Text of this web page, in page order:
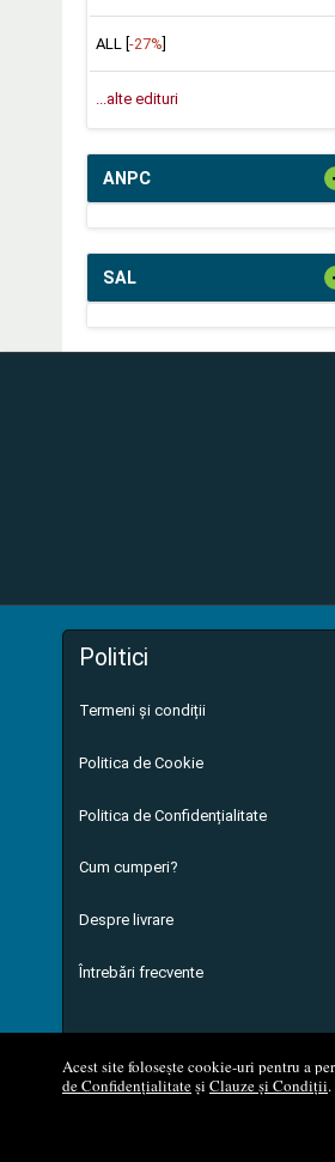
Acest site folosește cookie-uri pentru a
de Confidențialitateși Clauze și Condiții
ALL [ -27%
...alte edituri
ANPC
SAL
Politici
Termeni și condiții
Politica de Cookie
Politica de Confidențialitate
Cum cumperi?
Despre livrare
Întrebări frecvente